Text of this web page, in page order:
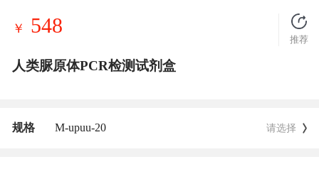
￥ 548
推荐
人类脲原体PCR检测试剂盒
规格 M-upuu-20 请选择